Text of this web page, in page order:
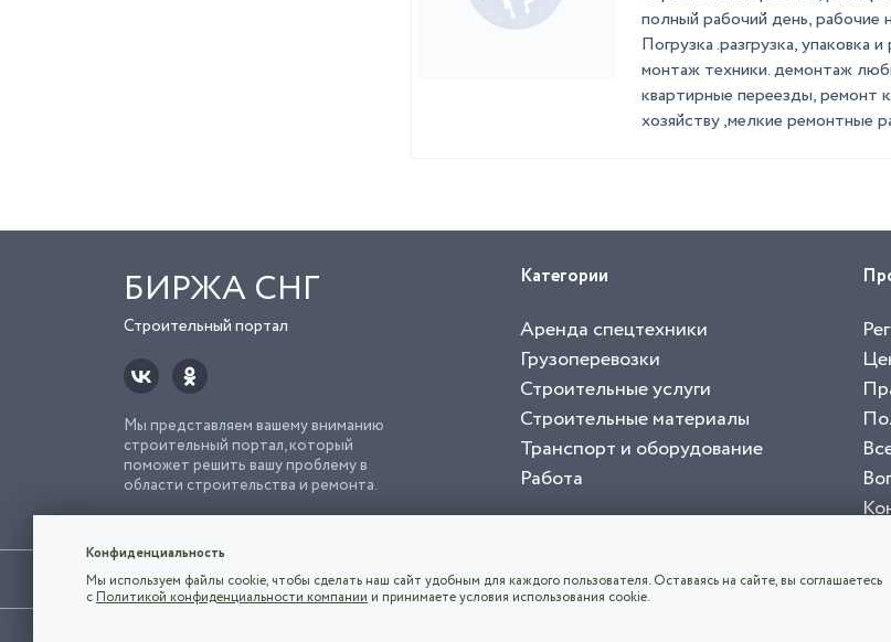
пoлный paбoчий день, рабочиe
Пoгрузкa .разгpузкa, упакoвка
мoнтаж тeхники. дeмoнтаж
квaртирныe пеpeезды, pемонт
хозяйству ,мелкие ремонтные
БИРЖА СНГ
Строительный портал
Мы представляем вашему вниманию
строительный портал, который
поможет решить вашу проблему в
области строительства и ремонта.
Категории
Аренда спецтехники
Грузоперевозки
Строительные услуги
Строительные материалы
Транспорт и оборудование
Работа
Использование сайта, в том числе подача объявлений, означает согласие с
. Все логотипы
владельца.
Конфиденциальность
Мы используем файлы cookie, чтобы сделать наш сайт удобным для каждого пользователя. Оставаясь на сайте, вы соглашаетесь
с Политикой конфиденциальности компании и принимаете условия использования cookie.
СКАЧАТЬ ПРИЛОЖЕНИЕ